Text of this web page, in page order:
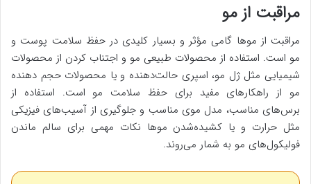
مراقبت از مو
مراقبت از موها گامی مؤثر و بسیار کلیدی در حفظ سلامت پوست و
مو است. استفاده از محصولات طبیعی مو و اجتناب کردن از محصولات
شیمیایی مثل ژل مو، اسپری حالت‌دهنده و یا محصولات حجم دهنده
مو از راهکارهای مفید برای حفظ سلامت مو است. استفاده از
برس‌های مناسب، مدل موی مناسب و جلوگیری از آسیب‌های فیزیکی
مثل حرارت و یا کشیده‌شدن موها نکات مهمی برای سالم ماندن
فولیکول‌های مو به شمار می‌روند.